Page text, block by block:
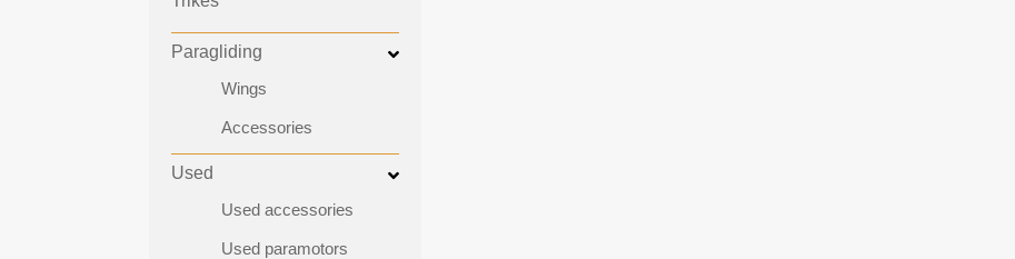
Paragliding
Wings
Accessories
Used
Used accessories
Used paramotors